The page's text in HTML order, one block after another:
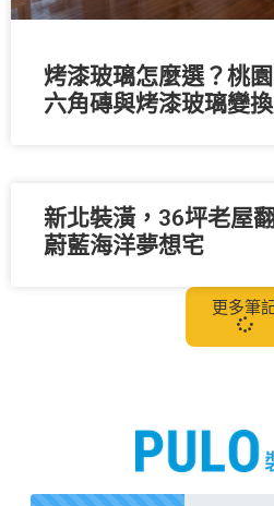
烤漆玻璃怎麼選？桃
六角磚與烤漆玻璃變
新北裝潢，36坪老屋
蔚藍海洋夢想宅
更多筆